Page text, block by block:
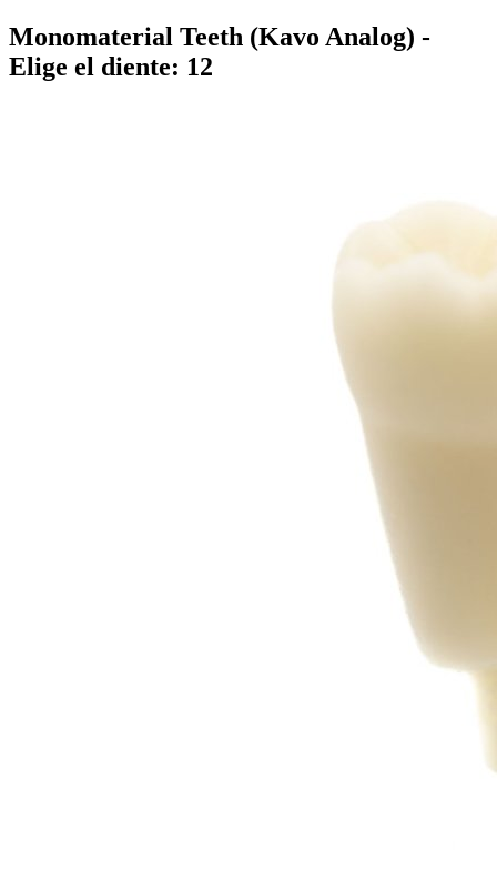
Monomaterial Teeth (Kavo Analog) -
Elige el diente: 12